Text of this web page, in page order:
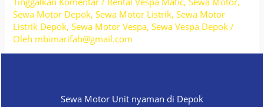
Sewa Motor Depok,Sewa Motor Listrik,Sewa Motor
Listrik Depok,Sewa Motor Vespa,Sewa Vespa Depok /
Oleh mbimarifah@gmail.com
Sewa Motor Unit nyaman di Depok